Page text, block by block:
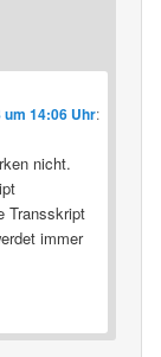
um 14:06 Uhr:
nicht.
Transskript
immer